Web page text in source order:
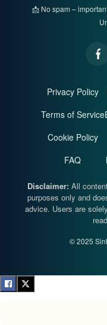
📩 No spam –
Privacy Policy
Terms of Service
Cookie Policy
FAQ
Disclaimer: All
purposes only and
advice. Users are
© 2025